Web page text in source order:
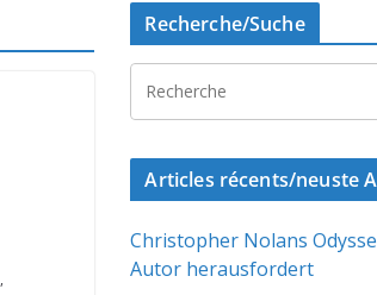
,
Recherche/Suche
Articles récents/neuste
Christopher Nolans
Autor herausfordert